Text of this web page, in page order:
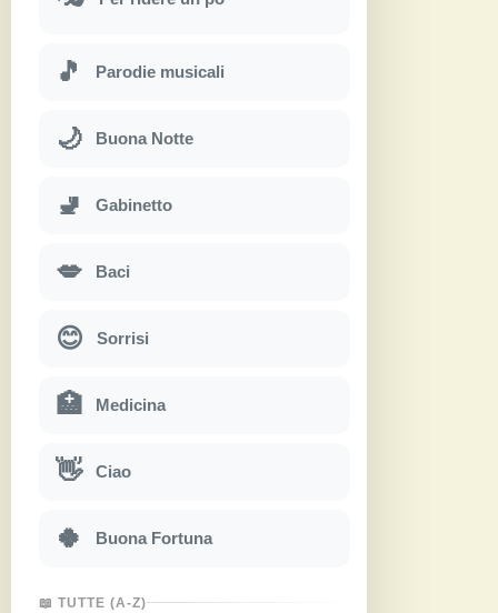
🎵 Parodie musicali
🌙 Buona Notte
🚽 Gabinetto
💋 Baci
😊 Sorrisi
🏥 Medicina
👋 Ciao
🍀 Buona Fortuna
📖 TUTTE (A-Z)